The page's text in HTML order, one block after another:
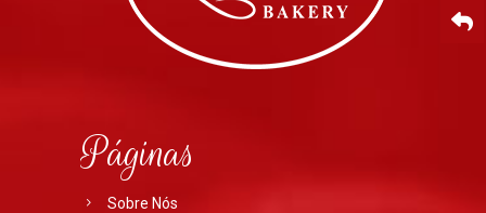
Páginas
Sobre Nós